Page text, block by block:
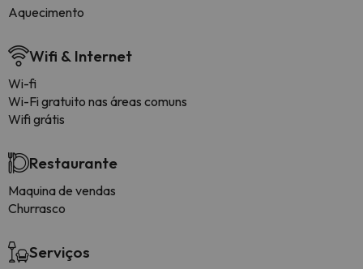
Aquecimento
Wifi & Internet
Wi-fi
Wi-Fi gratuito nas áreas comuns
Wifi grátis
Restaurante
Maquina de vendas
Churrasco
Serviços